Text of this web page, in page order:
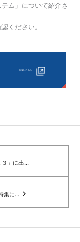
ム」について紹介さ
ください。
詳細はこちら
」に出...
集に... navigate_next